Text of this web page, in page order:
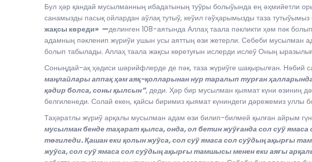
Бул ҳәр қандай мусылманның ибадатының туўры болыўында ең әҳмийетли
санамызды пасық ойлардан аўлақ тутыў, кеўил гәўҳарымызды таза
жақсы көреди» —делинген 108-аятында Аллаҳ таала пәкликти ҳәм пәк
адамның пәкленип жүриўи ушын усы аяттың өзи жетерли. Себеби мусылман
болып табылады. Аллаҳ таала жақсы көретуғын ислерди ислеў Оның
Соныңдай-ақ ҳәдиси шәрийфлерде де пәк, таза жүриўге шақырылған. Нәбий
маңлайлары аппақ ҳәм аяқ-қолларынан нур таралып турған
қәдир болса, соны қылсын”, деди. Ҳәр бир мусылман қыямат күни өзиниң
белгиленеди. Солай екен, қайсы биримиз қыямат күниндеги дәрежемиз уллы
Таҳәратлы жүриў арқалы мусылман адам өзи билип-билмей қылған айрым
мусылман бенде таҳәрат қылса, онда, ол бетин жуўғанда сол суў
төгиледи. Қашан еки қолын жуўса, сол суў ямаса сол суўдың ақырғы
жуўса, сол суў ямаса сол суўдың ақырғы тамшысы менен еки аяғы